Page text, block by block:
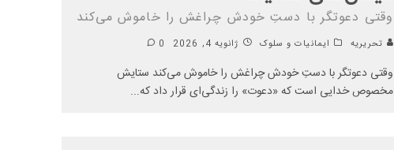
وقتی دعوتگر با دستِ خودش چراغش را خاموش می‌کند
تحریریه ایمانیات و سلوک ژانویه 4, 2026 0
وقتی دعوتگر با دستِ خودش چراغش را خاموش می‌کند ستایش
مخصوص خدایی است که «دعوت» را زندگی‌ای قرار داد که...